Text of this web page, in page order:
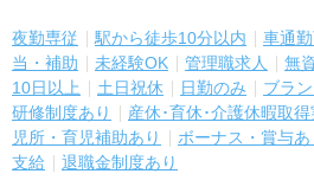
夜勤専従 駅から徒歩10分以内 車通
当・補助
未経験OK 管理職求人 無
10日以上
土日祝休 日勤のみ ブラ
研修制度あり
産休･育休･介護休暇取得
児所・育児補助あり
ボーナス・賞与あ
支給
退職金制度あり